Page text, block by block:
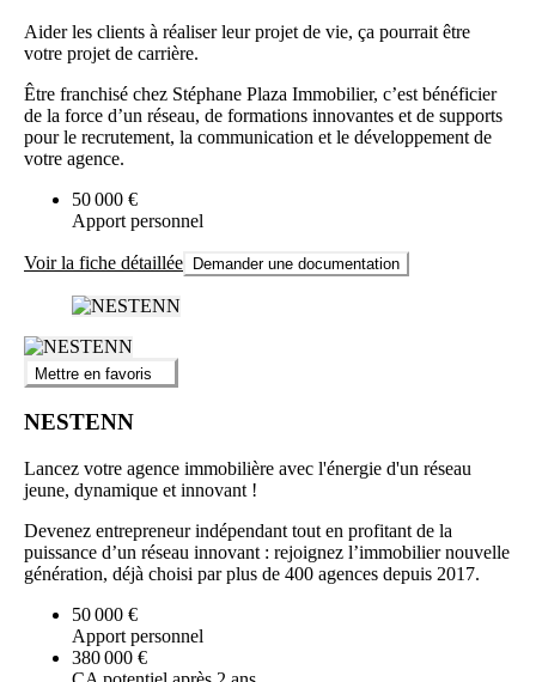
Aider les clients à réaliser leur projet de vie, ça pourrait être
votre projet de carrière.
Être franchisé chez Stéphane Plaza Immobilier, c’est bénéficier
de la force d’un réseau, de formations innovantes et de supports
pour le recrutement, la communication et le développement de
votre agence.
50 000 €
Apport personnel
Voir la fiche détaillée Demander une documentation
Mettre en favoris
NESTENN
Lancez votre agence immobilière avec l'énergie d'un réseau
jeune, dynamique et innovant !
Devenez entrepreneur indépendant tout en profitant de la
puissance d’un réseau innovant : rejoignez l’immobilier nouvelle
génération, déjà choisi par plus de 400 agences depuis 2017.
50 000 €
Apport personnel
380 000 €